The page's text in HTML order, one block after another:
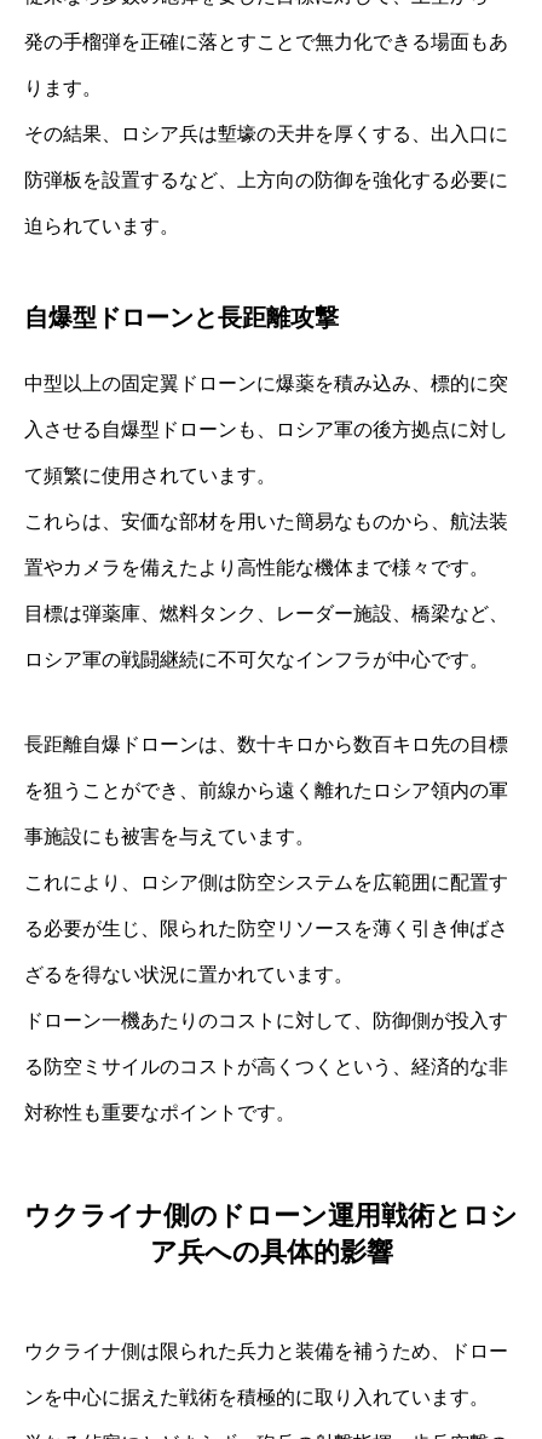
発の手榴弾を正確に落とすことで無力化できる場面もあ
ります。
その結果、ロシア兵は塹壕の天井を厚くする、出入口に
防弾板を設置するなど、上方向の防御を強化する必要に
迫られています。
自爆型ドローンと長距離攻撃
中型以上の固定翼ドローンに爆薬を積み込み、標的に突
入させる自爆型ドローンも、ロシア軍の後方拠点に対し
て頻繁に使用されています。
これらは、安価な部材を用いた簡易なものから、航法装
置やカメラを備えたより高性能な機体まで様々です。
目標は弾薬庫、燃料タンク、レーダー施設、橋梁など、
ロシア軍の戦闘継続に不可欠なインフラが中心です。
長距離自爆ドローンは、数十キロから数百キロ先の目標
を狙うことができ、前線から遠く離れたロシア領内の軍
事施設にも被害を与えています。
これにより、ロシア側は防空システムを広範囲に配置す
る必要が生じ、限られた防空リソースを薄く引き伸ばさ
ざるを得ない状況に置かれています。
ドローン一機あたりのコストに対して、防御側が投入す
る防空ミサイルのコストが高くつくという、経済的な非
対称性も重要なポイントです。
ウクライナ側のドローン運用戦術とロシ
ア兵への具体的影響
ウクライナ側は限られた兵力と装備を補うため、ドロー
ンを中心に据えた戦術を積極的に取り入れています。